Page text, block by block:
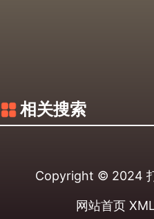
相关搜索
Copyright © 2024
网站首页